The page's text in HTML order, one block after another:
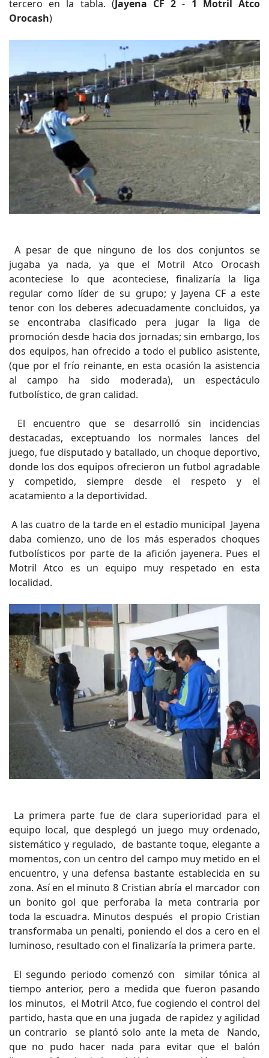
tercero en la tabla. (Jayena CF 2 - 1 Motril Atco
Orocash)
A pesar de que ninguno de los dos conjuntos se
jugaba ya nada, ya que el Motril Atco Orocash
aconteciese lo que aconteciese, finalizaría la liga
regular como líder de su grupo; y Jayena CF a este
tenor con los deberes adecuadamente concluidos, ya
se encontraba clasificado pera jugar la liga de
promoción desde hacia dos jornadas; sin embargo, los
dos equipos, han ofrecido a todo el publico asistente,
(que por el frío reinante, en esta ocasión la asistencia
al campo ha sido moderada), un espectáculo
futbolístico, de gran calidad.
El encuentro que se desarrolló sin incidencias
destacadas, exceptuando los normales lances del
juego, fue disputado y batallado, un choque deportivo,
donde los dos equipos ofrecieron un futbol agradable
y competido, siempre desde el respeto y el
acatamiento a la deportividad.
A las cuatro de la tarde en el estadio municipal Jayena
daba comienzo, uno de los más esperados choques
futbolísticos por parte de la afición jayenera. Pues el
Motril Atco es un equipo muy respetado en esta
localidad.
La primera parte fue de clara superioridad para el
equipo local, que desplegó un juego muy ordenado,
sistemático y regulado, de bastante toque, elegante a
momentos, con un centro del campo muy metido en el
encuentro, y una defensa bastante establecida en su
zona. Así en el minuto 8 Cristian abría el marcador con
un bonito gol que perforaba la meta contraria por
toda la escuadra. Minutos después el propio Cristian
transformaba un penalti, poniendo el dos a cero en el
luminoso, resultado con el finalizaría la primera parte.
El segundo periodo comenzó con similar tónica al
tiempo anterior, pero a medida que fueron pasando
los minutos, el Motril Atco, fue cogiendo el control del
partido, hasta que en una jugada de rapidez y agilidad
un contrario se plantó solo ante la meta de Nando,
que no pudo hacer nada para evitar que el balón